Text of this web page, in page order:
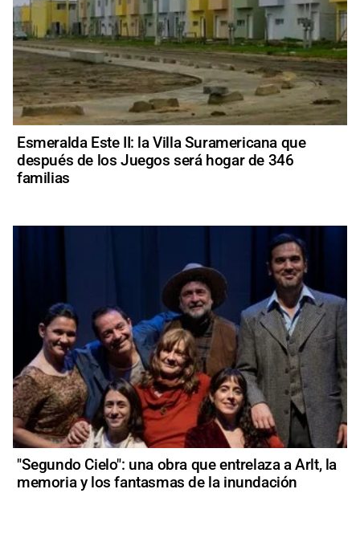
Esmeralda Este II: la Villa Suramericana que
después de los Juegos será hogar de 346
familias
"Segundo Cielo": una obra que entrelaza a Arlt, la
memoria y los fantasmas de la inundación